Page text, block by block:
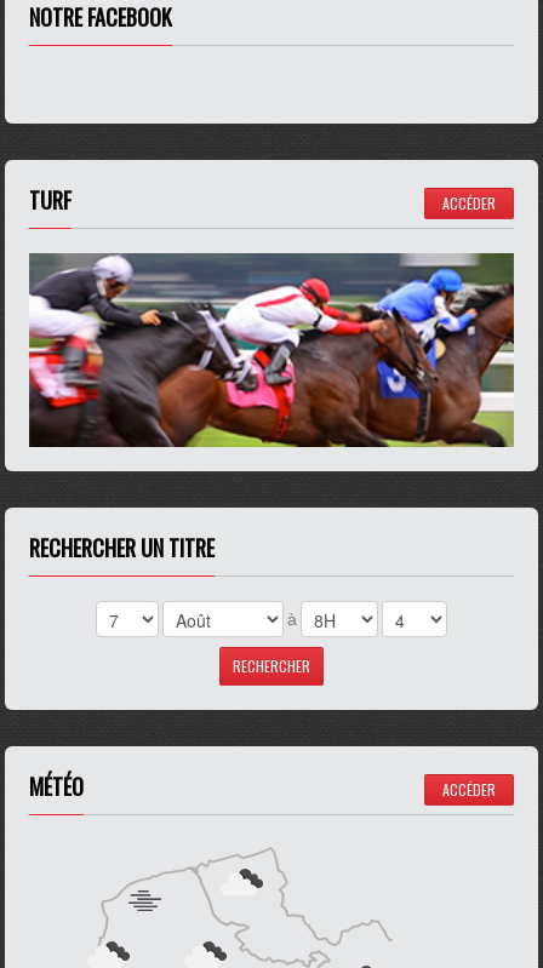
NOTRE FACEBOOK
TURF ACCÉDER
RECHERCHER UN TITRE
à
MÉTÉO ACCÉDER